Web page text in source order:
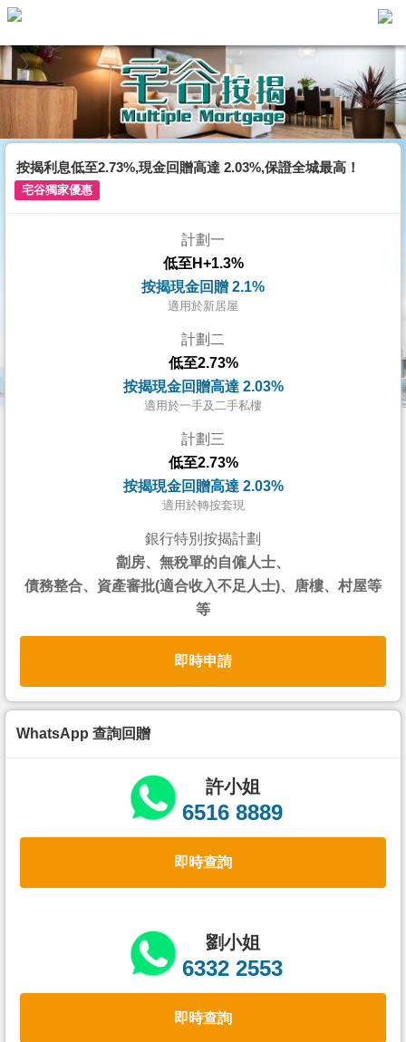
主
搵
樓/
成
地
數
據
按揭利息低至2.73%,現金回贈高達 2.03%,保證全城最高！
宅谷獨家優惠
計劃一
低至H+1.3%
按揭現金回贈 2.1%
適用於新居屋
計劃二
低至2.73%
按揭現金回贈高達 2.03%
適用於一手及二手私樓
計劃三
低至2.73%
按揭現金回贈高達 2.03%
適用於轉按套現
銀行特別按揭計劃
劏房、無稅單的自僱人士、
債務整合、資產審批(適合收入不足人士)、唐樓、村屋等
等
即時申請
WhatsApp 查詢回贈
許小姐
6516 8889
即時查詢
劉小姐
6332 2553
即時查詢